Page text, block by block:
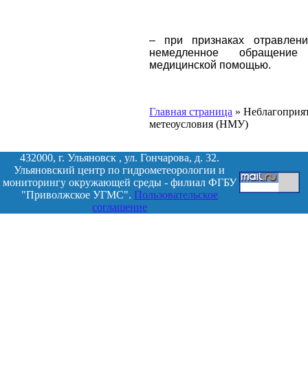
– при признаках
немедленное
медицинской помощью.
Главная страница »
метеоусловия (НМУ)
432000, г. Ульяновск , ул. Гончарова, д. 32.
Ульяновский центр по гидрометеорологии и
мониторингу окружающей среды - филиал ФГБУ
"Приволжское УГМС". Пользовательское
соглашение